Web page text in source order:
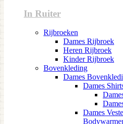
In Ruiter
Rijbroeken
Dames Rijbroek
Heren Rijbroek
Kinder Rijbroek
Bovenkleding
Dames
Dames
Dames